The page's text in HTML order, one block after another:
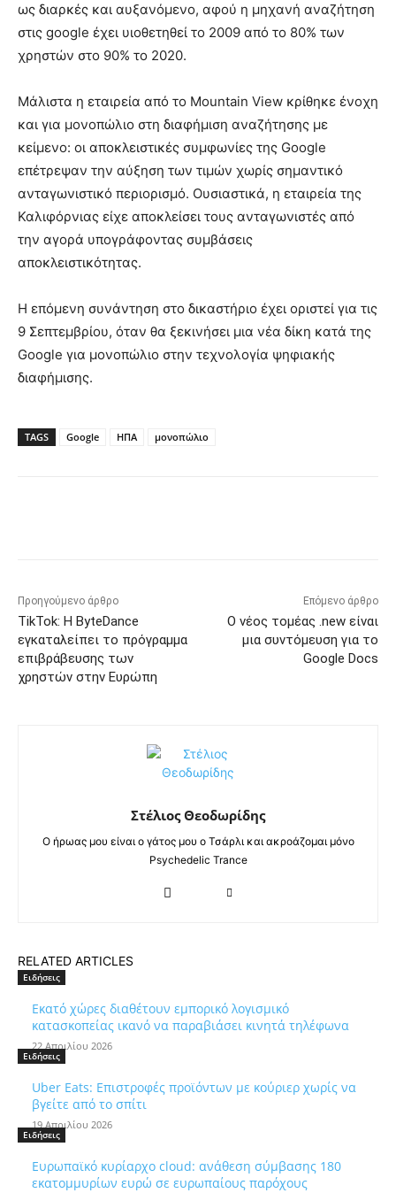
ως διαρκές και αυξανόμενο, αφού η μηχανή αναζήτηση
στις google έχει υιοθετηθεί το 2009 από το 80% των
χρηστών στο 90% το 2020.
Μάλιστα η εταιρεία από το Mountain View κρίθηκε ένοχη
και για μονοπώλιο στη διαφήμιση αναζήτησης με
κείμενο: οι αποκλειστικές συμφωνίες της Google
επέτρεψαν την αύξηση των τιμών χωρίς σημαντικό
ανταγωνιστικό περιορισμό. Ουσιαστικά, η εταιρεία της
Καλιφόρνιας είχε αποκλείσει τους ανταγωνιστές από
την αγορά υπογράφοντας συμβάσεις
αποκλειστικότητας.
Η επόμενη συνάντηση στο δικαστήριο έχει οριστεί για τις
9 Σεπτεμβρίου, όταν θα ξεκινήσει μια νέα δίκη κατά της
Google για μονοπώλιο στην τεχνολογία ψηφιακής
διαφήμισης.
TAGS Google ΗΠΑ μονοπώλιο
Προηγούμενο άρθρο
TikTok: Η ByteDance
εγκαταλείπει το πρόγραμμα
επιβράβευσης των
χρηστών στην Ευρώπη
Επόμενο άρθρο
Ο νέος τομέας .new είναι
μια συντόμευση για το
Google Docs
Στέλιος Θεοδωρίδης
Ο ήρωας μου είναι ο γάτος μου ο Τσάρλι και ακροάζομαι μόνο
Psychedelic Trance
RELATED ARTICLES
Ειδήσεις
Εκατό χώρες διαθέτουν εμπορικό λογισμικό
κατασκοπείας ικανό να παραβιάσει κινητά τηλέφωνα
22 Απριλίου 2026
Ειδήσεις
Uber Eats: Επιστροφές προϊόντων με κούριερ χωρίς να
βγείτε από το σπίτι
19 Απριλίου 2026
Ειδήσεις
Ευρωπαϊκό κυρίαρχο cloud: ανάθεση σύμβασης 180
εκατομμυρίων ευρώ σε ευρωπαίους παρόχους